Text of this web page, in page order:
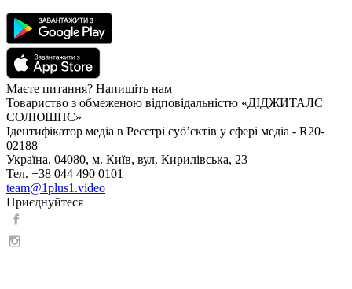
Маєте питання? Напишіть нам
Товариство з обмеженою відповідальністю «ДІДЖИТАЛС
СОЛЮШНС»
Ідентифікатор медіа в Реєстрі суб’єктів у сфері медіа - R20-
02188
Україна, 04080, м. Київ, вул. Кирилівська, 23
Тел. +38 044 490 0101
team@1plus1.video
Приєднуйтеся